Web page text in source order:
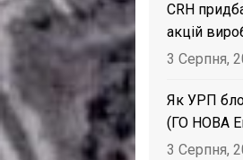
CRH
акцій
3 Серпня,
Як УРП
(ГО НОВА
3 Серпня,